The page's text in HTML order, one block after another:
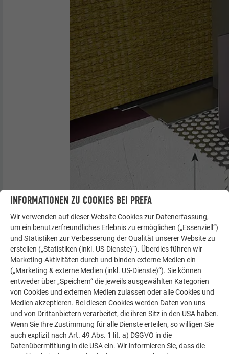
Eine präzise Montage ist wichtig, da diese das
Erscheinungsbild Ihrer Fassade maßgeblich gestaltet. Je
exakter die Profile eingemessen und anschließend montiert
werden, desto leichter werden Sie sich bei der fachgerechten
Verlegung tun. Stellen Sie sicher, dass die Hinterlüftung nicht
behindert wird.
INFORMATIONEN ZU COOKIES BEI PREFA
Wir verwenden auf dieser Website Cookies zur Datenerfassung,
um ein benutzerfreundliches Erlebnis zu ermöglichen („Essenziell“)
und Statistiken zur Verbesserung der Qualität unserer Website zu
erstellen („Statistiken (inkl. US-Dienste)“). Überdies führen wir
Marketing-Aktivitäten durch und binden externe Medien ein
(„Marketing & externe Medien (inkl. US-Dienste)“). Sie können
entweder über „Speichern“ die jeweils ausgewählten Kategorien
von Cookies und externen Medien zulassen oder alle Cookies und
Medien akzeptieren. Bei diesen Cookies werden Daten von uns
und von Drittanbietern verarbeitet, die ihren Sitz in den USA haben.
Wenn Sie Ihre Zustimmung für alle Dienste erteilen, so willigen Sie
auch explizit nach Art. 49 Abs. 1 lit. a) DSGVO in die
Datenübermittlung in die USA ein. Wir informieren Sie, dass die